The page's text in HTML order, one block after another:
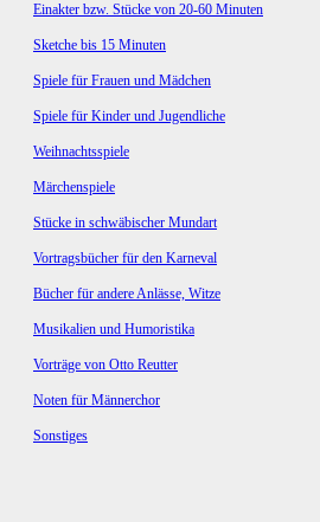
Einakter bzw. Stücke von 20-60 Minuten
Sketche bis 15 Minuten
Spiele für Frauen und Mädchen
Spiele für Kinder und Jugendliche
Weihnachtsspiele
Märchenspiele
Stücke in schwäbischer Mundart
Vortragsbücher für den Karneval
Bücher für andere Anlässe, Witze
Musikalien und Humoristika
Vorträge von Otto Reutter
Noten für Männerchor
Sonstiges